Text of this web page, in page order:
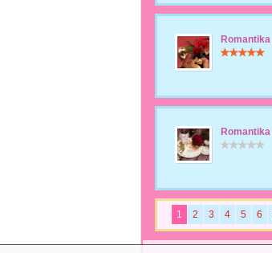
Romantika
Romantika
1 2 3 4 5 6